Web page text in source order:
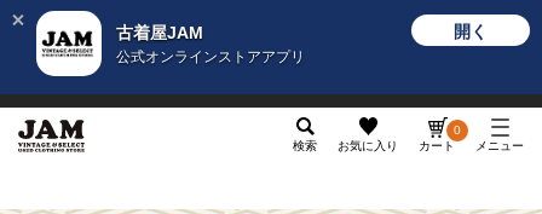
古着屋JAM
公式オンラインストアアプリ
開く
検索 お気に入り カート
0
メニュー